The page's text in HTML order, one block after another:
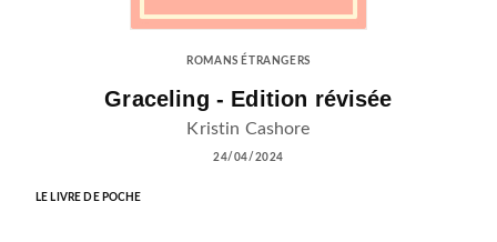
ROMANS ÉTRANGERS
Graceling - Edition révisée
Kristin Cashore
24/04/2024
LE LIVRE DE POCHE